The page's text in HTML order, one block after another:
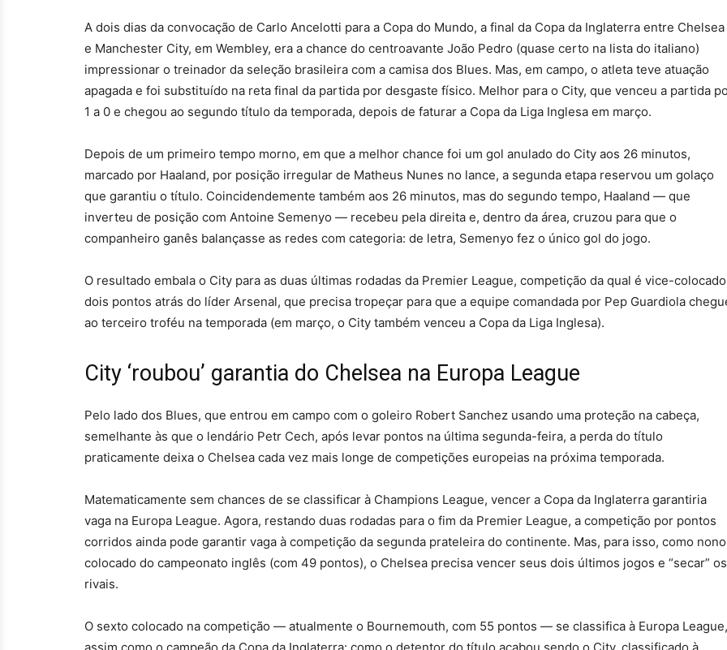
A dois dias da convocação de Carlo Ancelotti para a Copa do Mundo, a final da Copa da Inglaterra entre Chelsea
e Manchester City, em Wembley, era a chance do centroavante João Pedro (quase certo na lista do italiano)
impressionar o treinador da seleção brasileira com a camisa dos Blues. Mas, em campo, o atleta teve atuação
apagada e foi substituído na reta final da partida por desgaste físico. Melhor para o City, que venceu a partida
1 a 0 e chegou ao segundo título da temporada, depois de faturar a Copa da Liga Inglesa em março.
Depois de um primeiro tempo morno, em que a melhor chance foi um gol anulado do City aos 26 minutos,
marcado por Haaland, por posição irregular de Matheus Nunes no lance, a segunda etapa reservou um golaço
que garantiu o título. Coincidendemente também aos 26 minutos, mas do segundo tempo, Haaland — que
inverteu de posição com Antoine Semenyo — recebeu pela direita e, dentro da área, cruzou para que o
companheiro ganês balançasse as redes com categoria: de letra, Semenyo fez o único gol do jogo.
O resultado embala o City para as duas últimas rodadas da Premier League, competição da qual é vice-
dois pontos atrás do líder Arsenal, que precisa tropeçar para que a equipe comandada por Pep Guardiola
ao terceiro troféu na temporada (em março, o City também venceu a Copa da Liga Inglesa).
City ‘roubou’ garantia do Chelsea na Europa League
Pelo lado dos Blues, que entrou em campo com o goleiro Robert Sanchez usando uma proteção na cabeça,
semelhante às que o lendário Petr Cech, após levar pontos na última segunda-feira, a perda do título
praticamente deixa o Chelsea cada vez mais longe de competições europeias na próxima temporada.
Matematicamente sem chances de se classificar à Champions League, vencer a Copa da Inglaterra garantiria
vaga na Europa League. Agora, restando duas rodadas para o fim da Premier League, a competição por pontos
corridos ainda pode garantir vaga à competição da segunda prateleira do continente. Mas, para isso, como nono
colocado do campeonato inglês (com 49 pontos), o Chelsea precisa vencer seus dois últimos jogos e “secar” os
rivais.
O sexto colocado na competição — atualmente o Bournemouth, com 55 pontos — se classifica à Europa League,